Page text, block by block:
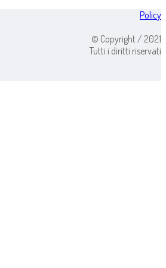
Policy
© Copyright / 2021
Tutti i diritti riservati